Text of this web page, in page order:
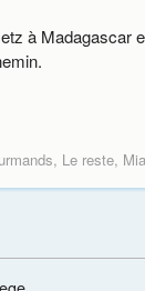
à Madagascar
, Le reste,